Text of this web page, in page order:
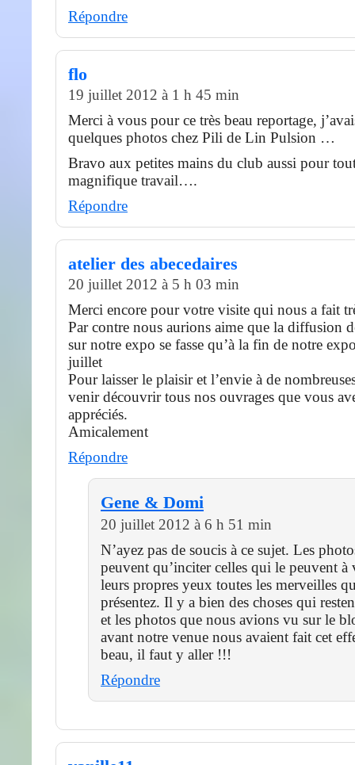
Répondre
flo
19 juillet 2012 à 1 h 45 min
Merci à vous pour ce très beau reportage,
quelques photos chez Pili de Lin Pulsion …
Bravo aux petites mains du club aussi pour
magnifique travail….
Répondre
atelier des abecedaires
20 juillet 2012 à 5 h 03 min
Merci encore pour votre visite qui nous a fait
Par contre nous aurions aime que la diffusion
sur notre expo se fasse qu’à la fin de notre
juillet
Pour laisser le plaisir et l’envie à de
venir découvrir tous nos ouvrages que vous
appréciés.
Amicalement
Répondre
Gene & Domi
20 juillet 2012 à 6 h 51 min
N’ayez pas de soucis à ce sujet. Les
peuvent qu’inciter celles qui le peuvent
leurs propres yeux toutes les merveilles
présentez. Il y a bien des choses qui
et les photos que nous avions vu sur le
avant notre venue nous avaient fait cet
beau, il faut y aller !!!
Répondre